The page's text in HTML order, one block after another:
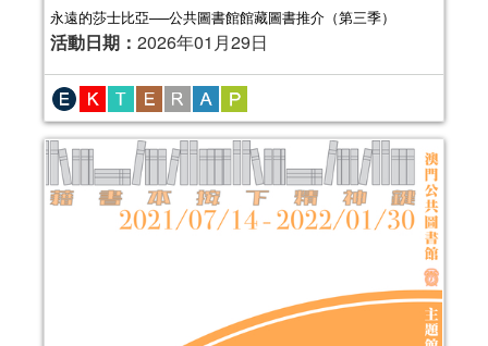
永遠的莎士比亞──公共圖書館館藏圖書推介（第三季）
活動日期： 2026年01月29日